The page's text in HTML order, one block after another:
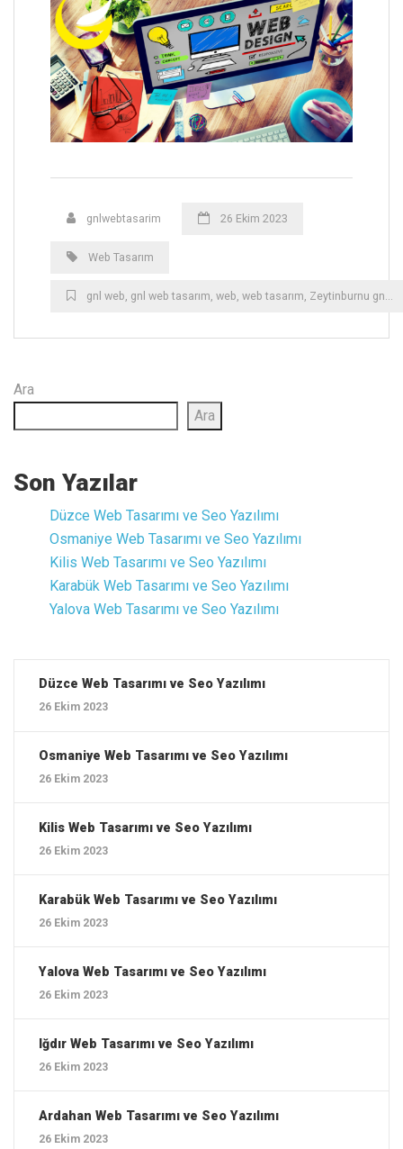
gnlwebtasarim 26 Ekim 2023
Web Tasarım
gnl web, gnl web tasarım, web, web tasarım, Zeytinburnu gnl web tasarım
Ara
Ara
Son Yazılar
Düzce ‎Web Tasarımı ve Seo Yazılımı
Osmaniye ‎Web Tasarımı ve Seo Yazılımı
Kilis ‎Web Tasarımı ve Seo Yazılımı
Karabük ‎Web Tasarımı ve Seo Yazılımı
Yalova ‎Web Tasarımı ve Seo Yazılımı
Düzce ‎Web Tasarımı ve Seo Yazılımı
26 Ekim 2023
Osmaniye ‎Web Tasarımı ve Seo Yazılımı
26 Ekim 2023
Kilis ‎Web Tasarımı ve Seo Yazılımı
26 Ekim 2023
Karabük ‎Web Tasarımı ve Seo Yazılımı
26 Ekim 2023
Yalova ‎Web Tasarımı ve Seo Yazılımı
26 Ekim 2023
Iğdır ‎Web Tasarımı ve Seo Yazılımı
26 Ekim 2023
Ardahan ‎Web Tasarımı ve Seo Yazılımı
26 Ekim 2023